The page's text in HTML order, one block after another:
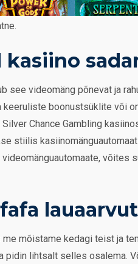
see videomäng põnevat ja
boonustsüklite või
Chance Gambling
stiilis
võites
mõistame kedagi teist ja
pidin lihtsalt selles